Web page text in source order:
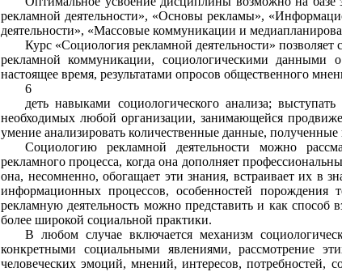
рекламной дея­тельности», «Основы рекламы»,
деятельности», «Массовые коммуникации и
Курс «Социология рекламной деятельности»
рекламной коммуникации, социологическими данными
настоящее время, результатами опросов общественного
6
деть навыками социологического анализа;
необходимых любой организации, занимающейся
умение анализировать количествен­ные данные, полученные
Социологию рекламной деятельности можно
рекламного процесса, когда она дополняет
она, несомненно, обогащает эти знания, встраивает их в
информационных процессов, особенностей порождения
рекламную деятельность можно представить и как способ
более широкой социальной практики.
В любом случае включается механизм
конкретными соци­альными явлениями, рассмотрение
человеческих эмоций, мнений, инте­ресов, потребностей,